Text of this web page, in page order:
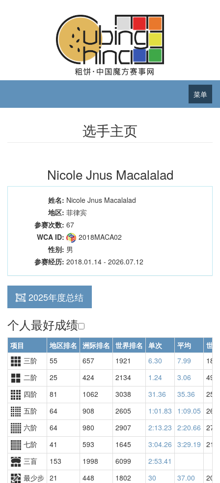
菜单
选手主页
Nicole Jnus Macalalad
姓名: Nicole Jnus Macalalad
地区: 菲律宾
参赛次数: 67
WCA ID:
2018MACA02
性别: 男
参赛经历: 2018.01.14 - 2026.07.12
2025年度总结
个人最好成绩
项目 地区排名 洲际排名 世界排名 单次 平均
世
三阶
55 657 1921 6.30 7.99
二阶
25 424 2134 1.24 3.06
四阶
81 1062 3038 31.36 35.36
五阶
64 908 2605 1:01.83 1:09.05
六阶
64 980 2907 2:13.23 2:20.66
七阶
41 593 1645 3:04.26 3:29.19
三盲
153 1998 6099
2:53.41
最少步 21 448 1802 30 37.00